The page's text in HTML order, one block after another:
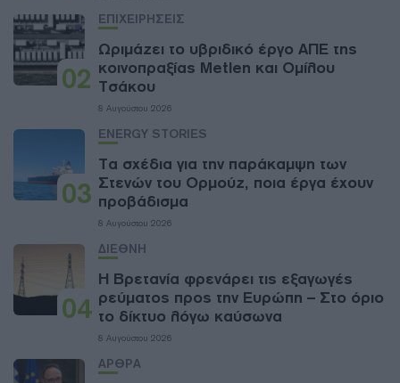
02
ΕΠΙΧΕΙΡΗΣΕΙΣ
Ωριμάζει το υβριδικό έργο ΑΠΕ της
κοινοπραξίας Metlen και Ομίλου
Τσάκου
8 Αυγούστου 2026
03
ENERGY STORIES
Τα σχέδια για την παράκαμψη των
Στενών του Ορμούζ, ποια έργα έχουν
προβάδισμα
8 Αυγούστου 2026
04
ΔΙΕΘΝΗ
Η Βρετανία φρενάρει τις εξαγωγές
ρεύματος προς την Ευρώπη – Στο όριο
το δίκτυο λόγω καύσωνα
8 Αυγούστου 2026
ΑΡΘΡΑ